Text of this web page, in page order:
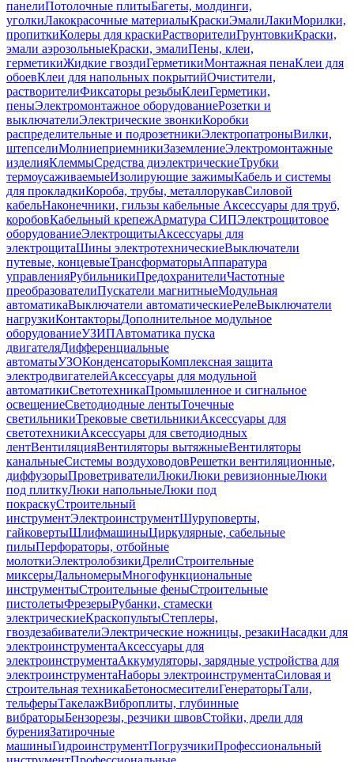
панелиПотолочные плитыБагеты, молдинги,
уголкиЛакокрасочные материалыКраскиЭмалиЛакиМорилки,
пропиткиКолеры для краскиРастворителиГрунтовкиКраски,
эмали аэрозольныеКраски, эмалиПены, клеи,
герметикиЖидкие гвоздиГерметикиМонтажная пенаКлеи для
обоевКлеи для напольных покрытийОчистители,
растворителиФиксаторы резьбыКлеиГерметики,
пеныЭлектромонтажное оборудованиеРозетки и
выключателиЭлектрические звонкиКоробки
распределительные и подрозетникиЭлектропатроныВилки,
штепселиМолниеприемникиЗаземлениеЭлектромонтажные
изделияКлеммыСредства диэлектрическиеТрубки
термоусаживаемыеИзолирующие зажимыКабель и системы
для прокладкиКороба, трубы, металлорукавСиловой
кабельНаконечники, гильзы кабельные Аксессуары для труб,
коробовКабельный крепежАрматура СИПЭлектрощитовое
оборудованиеЭлектрощитыАксессуары для
электрощитаШины электротехническиеВыключатели
путевые, концевыеТрансформаторыАппаратура
управленияРубильникиПредохранителиЧастотные
преобразователиПускатели магнитныеМодульная
автоматикаВыключатели автоматическиеРелеВыключатели
нагрузкиКонтакторыДополнительное модульное
оборудованиеУЗИПАвтоматика пуска
двигателяДифференциальные
автоматыУЗОКонденсаторыКомплексная защита
электродвигателейАксессуары для модульной
автоматикиСветотехникаПромышленное и сигнальное
освещениеСветодиодные лентыТочечные
светильникиТрековые светильникиАксессуары для
светотехникиАксессуары для светодиодных
лентВентиляцияВентиляторы вытяжныеВентиляторы
канальныеСистемы воздуховодовРешетки вентиляционные,
диффузорыПроветривателиЛюкиЛюки ревизионныеЛюки
под плиткуЛюки напольныеЛюки под
покраскуСтроительный
инструментЭлектроинструментШуруповерты,
гайковертыШлифмашиныЦиркулярные, сабельные
пилыПерфораторы, отбойные
молоткиЭлектролобзикиДрелиСтроительные
миксерыДальномерыМногофункциональные
инструментыСтроительные феныСтроительные
пистолетыФрезерыРубанки, стамески
электрическиеКраскопультыСтеплеры,
гвоздезабивателиЭлектрические ножницы, резакиНасадки для
электроинструментаАксессуары для
электроинструментаАккумуляторы, зарядные устройства для
электроинструментаНаборы электроинструментаСиловая и
строительная техникаБетоносмесителиГенераторыТали,
тельферыТакелажВиброплиты, глубинные
вибраторыБензорезы, резчики швовСтойки, дрели для
буренияЗатирочные
машиныГидроинструментПогрузчикиПрофессиональный